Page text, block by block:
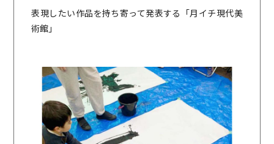
表現したい作品を持ち寄って発表する「月イチ現代美
術館」